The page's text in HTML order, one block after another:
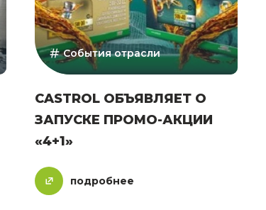
События отрасли
CASTROL ОБЪЯВЛЯЕТ О
ЗАПУСКЕ ПРОМО-АКЦИИ
«4+1»
подробнее